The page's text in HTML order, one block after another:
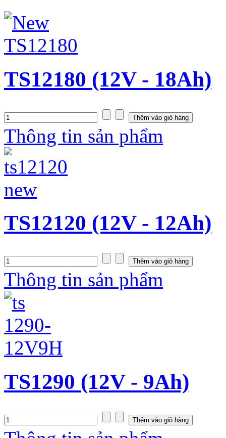
TS12180 (12V - 18Ah)
Thông tin sản phẩm
TS12120 (12V - 12Ah)
Thông tin sản phẩm
TS1290 (12V - 9Ah)